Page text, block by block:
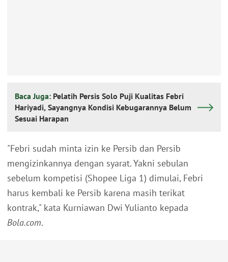
Baca Juga: Pelatih Persis Solo Puji Kualitas Febri
Hariyadi, Sayangnya Kondisi Kebugarannya Belum
Sesuai Harapan
"Febri sudah minta izin ke Persib dan Persib
mengizinkannya dengan syarat. Yakni sebulan
sebelum kompetisi (Shopee Liga 1) dimulai, Febri
harus kembali ke Persib karena masih terikat
kontrak," kata Kurniawan Dwi Yulianto kepada
Bola.com.